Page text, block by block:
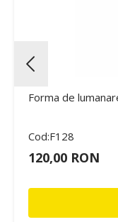
Forma de
Cod:F128
120,00 RON